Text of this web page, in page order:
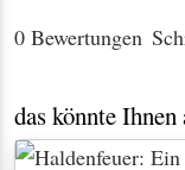
0 Bewertungen
das könnte